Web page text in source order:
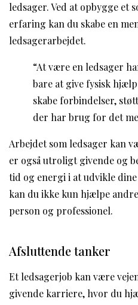
ledsager. Ved at opbygge et
erfaring kan du skabe en
ledsagerarbejdet.
“At være en ledsager
bare at give fysisk
skabe forbindelser,
der har brug for det
Arbejdet som ledsager kan
er også utroligt givende og
tid og energi i at udvikle
kan du ikke kun hjælpe
person og professionel.
Afsluttende tanker
Et ledsagerjob kan være
givende karriere, hvor du